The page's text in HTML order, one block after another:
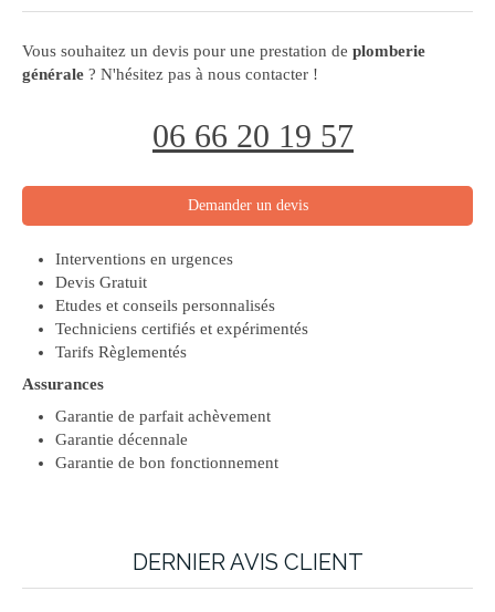
Vous souhaitez un devis pour une prestation de plomberie
générale ? N'hésitez pas à nous contacter !
06 66 20 19 57
Demander un devis
Interventions en urgences
Devis Gratuit
Etudes et conseils personnalisés
Techniciens certifiés et expérimentés
Tarifs Règlementés
Assurances
Garantie de parfait achèvement
Garantie décennale
Garantie de bon fonctionnement
DERNIER AVIS CLIENT